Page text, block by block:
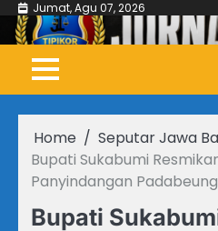
Skip
content
Jumat, Agu 07, 2026
Home
Seputar Jawa
Bupati Sukabumi
Panyindangan
Bupati